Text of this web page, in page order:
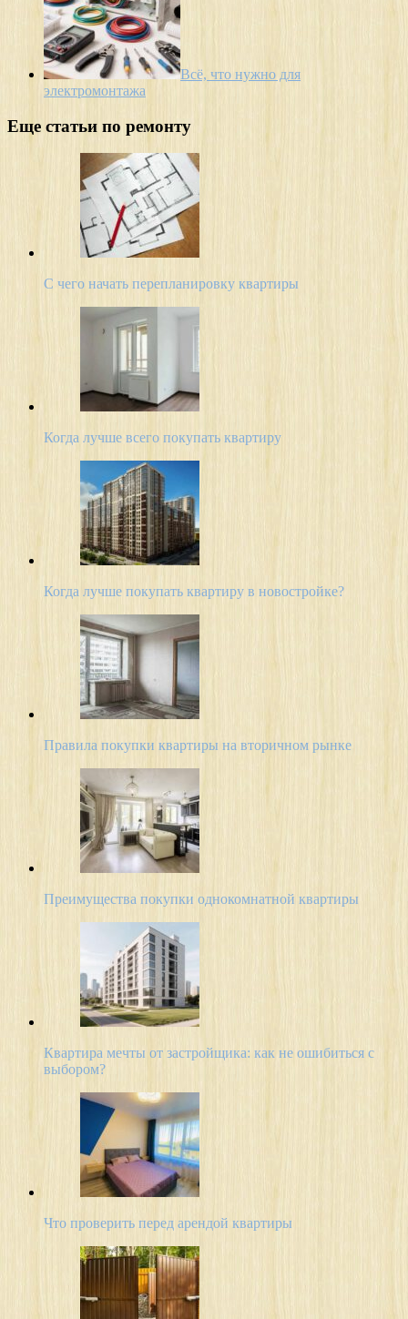
Всё, что нужно для
электромонтажа
Еще статьи по ремонту
С чего начать перепланировку квартиры
Когда лучше всего покупать квартиру
Когда лучше покупать квартиру в новостройке?
Правила покупки квартиры на вторичном рынке
Преимущества покупки однокомнатной квартиры
Квартира мечты от застройщика: как не ошибиться с
выбором?
Что проверить перед арендой квартиры